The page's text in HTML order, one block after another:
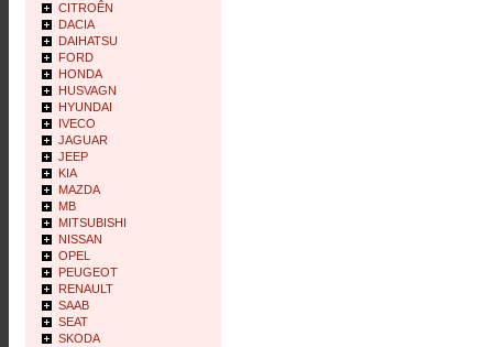
CITROÊN
DACIA
DAIHATSU
FORD
HONDA
HUSVAGN
HYUNDAI
IVECO
JAGUAR
JEEP
KIA
MAZDA
MB
MITSUBISHI
NISSAN
OPEL
PEUGEOT
RENAULT
SAAB
SEAT
SKODA